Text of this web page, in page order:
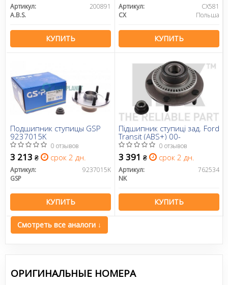
Артикул:
200891
A.B.S.
КУПИТЬ
Артикул:
CX581
CX
Польша
КУПИТЬ
Подшипник ступицы GSP
9237015K
0 отзывов
3 213 ₴ срок 2 дн.
Артикул:
9237015K
GSP
КУПИТЬ
Пiдшипник ступиці зад. Ford
Transit (ABS+) 00-
0 отзывов
3 391 ₴ срок 2 дн.
Артикул:
762534
NK
КУПИТЬ
Смотреть все аналоги ↓
ОРИГИНАЛЬНЫЕ НОМЕРА